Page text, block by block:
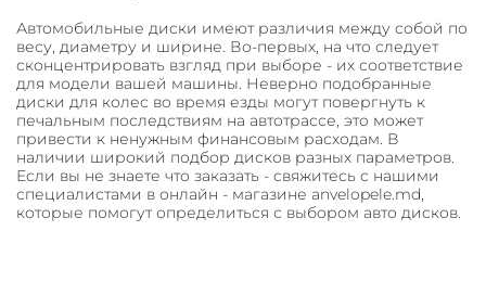
Автомобильные диски имеют различия между собой по
весу, диаметру и ширине. Во-первых, на что следует
сконцентрировать взгляд при выборе - их соответствие
для модели вашей машины. Неверно подобранные
диски для колес во время езды могут повергнуть к
печальным последствиям на автотрассе, это может
привести к ненужным финансовым расходам. В
наличии широкий подбор дисков разных параметров.
Если вы не знаете что заказать - свяжитесь с нашими
специалистами в онлайн - магазине anvelopele.md,
которые помогут определиться с выбором авто дисков.